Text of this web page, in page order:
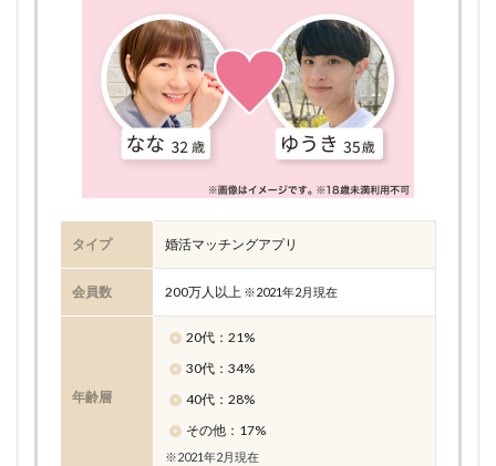
タイプ 婚活マッチングアプリ
会員数 200万人以上 ※2021年2月現在
年齢層
20代：21%
30代：34%
40代：28%
その他：17%
※2021年2月現在